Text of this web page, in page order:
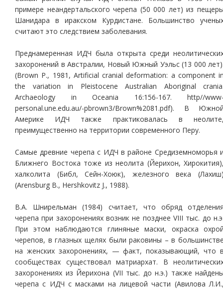
примере неандертальского черепа (50 000 лет) из
Шанидара в иракском Курдистане. Большинство
считают это следствием заболевания.
Преднамеренная ИДЧ была открыта среди
захоронений в Австралии, Новый Южный Уэльс (13 000
(Brown P., 1981, Artificial cranial deformation: a component
the variation in Pleistocene Australian Aboriginal
Archaeology in Oceania 16:156-167. http//
personal.une.edu.au/-pbrown3/Brown%2081.pdf). В
Америке ИДЧ также практиковалась в
преимущественно на территории современного Перу.
Самые древние черепа с ИДЧ в районе Средиземноморья
Ближнего Востока тоже из неолита (Йерихон,
халколита (Библ, Сейн-Хоюк), железного века
(Arensburg B., Hershkovitz J., 1988).
В.А. Шнирельман (1984) считает, что обряд
черепа при захоронениях возник не позднее VIII тыс. до
При этом наблюдаются глиняные маски, окраска
черепов, в глазных щелях были раковины – в
на женских захоронениях, — факт, показывающий, что
сообществах существовал матриархат. В
захоронениях из Йерихона (VII тыс. до н.э.) также
черепа с ИДЧ с масками на лицевой части (Авилова